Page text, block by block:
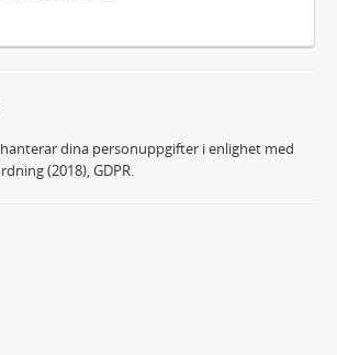
dina personuppgifter i enlighet med
(2018), GDPR.